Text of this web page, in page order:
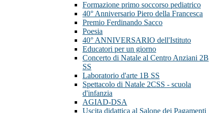
Formazione primo soccorso pediatrico
40° Anniversario Piero della Francesca
Premio Ferdinando Sacco
Poesia
40° ANNIVERSARIO dell'Istituto
Educatori per un giorno
Concerto di Natale al Centro Anziani 2B
SS
Laboratorio d'arte 1B SS
Spettacolo di Natale 2CSS - scuola
d'infanzia
AGIAD-DSA
Uscita didattica al Salone dei Pagamenti